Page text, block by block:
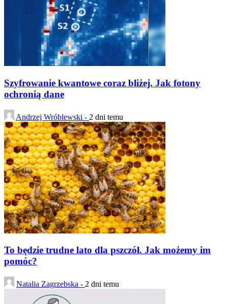
Szyfrowanie kwantowe coraz bliżej. Jak fotony
ochronią dane
Andrzej Wróblewski - 2 dni temu
To będzie trudne lato dla pszczół. Jak możemy im
pomóc?
Natalia Zagrzebska - 2 dni temu